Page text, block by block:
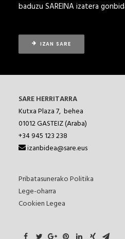
baduzu SAREINA izatera
IZAN SARE
SARE HERRITARRA
Kutxa Plaza 7, behea
01012GASTEIZ (Araba)
+34 945 123 238
izanbidea@sare.eus
Pribatasunerako Politika
Lege-oharra
Cookien Legea